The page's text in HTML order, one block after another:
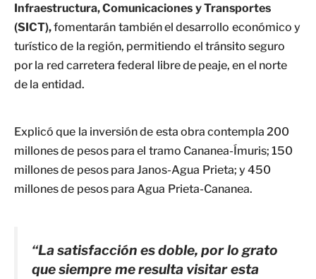
Infraestructura, Comunicaciones y Transportes
(SICT),fomentarán también el desarrollo económico y
turístico de la región, permitiendo el tránsito seguro
por la red carretera federal libre de peaje, en el norte
de la entidad.
Explicó que la inversión de esta obra contempla 200
millones de pesos para el tramo Cananea-Ímuris; 150
millones de pesos para Janos-Agua Prieta; y 450
millones de pesos para Agua Prieta-Cananea.
“La satisfacción es doble, por lo grato
que siempre me resulta visitar esta